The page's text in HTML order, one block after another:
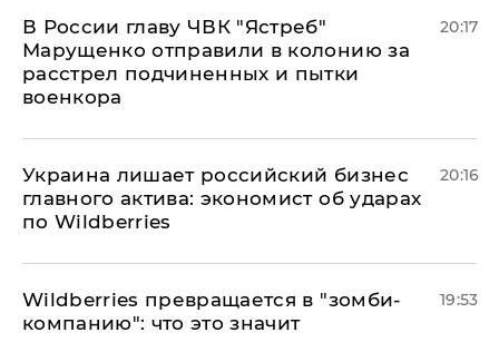
В России главу ЧВК "Ястреб"
Марущенко отправили в колонию за
расстрел подчиненных и пытки
военкора
20:17
​Украина лишает российский бизнес
главного актива: экономист об ударах
по Wildberries
20:16
Wildberries превращается в "зомби-
компанию": что это значит
19:53